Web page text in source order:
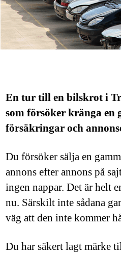
En tur till en bilskrot i
som försöker kränga en
försäkringar och
Du försöker sälja en
annons efter annons på
ingen nappar. Det är helt
nu. Särskilt inte sådana
väg att den inte kommer
Du har säkert lagt märke